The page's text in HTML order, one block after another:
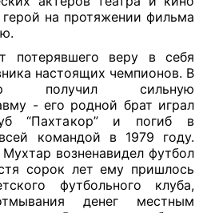
на протяжении фильма
.
потерявшего веру в себя
настоящих чемпионов. В
получил сильную
- его родной брат играл
“Пахтакор” и погиб в
командой в 1979 году.
возненавидел футбол
сорок лет ему пришлось
футбольного клуба,
денег местным